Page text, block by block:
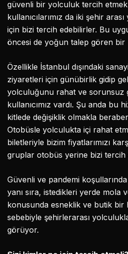
güvenli bir yolculuk tercih
kullanıcılarımız da iki şehir
için bizi tercih edebilirler. Bu
öncesi de yoğun talep gören bir
Özellikle İstanbul dışındaki
ziyaretleri için günübirlik gidip
yolculuğunu rahat ve sorunsuz
kullanıcımız vardı. Şu anda bu
kitlede değişiklik olmakla
Otobüsle yolculukta içi rahat
biletleriyle bizim fiyatlarımızı
gruplar otobüs yerine bizi tercih
Güvenli ve pandemi
yanı sıra, istedikleri yerde mola
konusunda esneklik ve butik bir
sebebiyle şehirlerarası
görüyor.